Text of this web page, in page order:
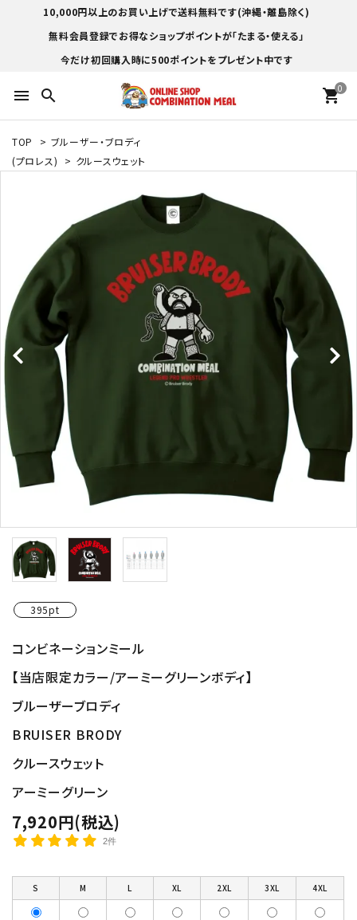
10,000円以上のお買い上げで送料無料です(沖縄・離島除く)
無料会員登録でお得なショップポイントが「たまる・使える」
今だけ初回購入時に500ポイントをプレゼント中です
menu search 0
shopping_cart
TOP > ブルーザー・ブロディ
(プロレス)
> クルースウェット
395pt
コンビネーションミール
【当店限定カラー/アーミーグリーンボディ】
ブルーザーブロディ
BRUISER BRODY
クルースウェット
アーミーグリーン
7,920円(税込)
2件
S M L XL 2XL 3XL 4XL